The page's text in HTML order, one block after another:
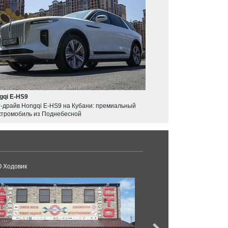
E-HS9
драйв Hongqi E-HS9 на Кубани: премиальный
из Поднебесной
Ходовик